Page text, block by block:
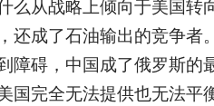
么从战略上倾向于美国转
还成了石油输出的竞争者
障碍，中国成了俄罗斯的
国完全无法提供也无法平